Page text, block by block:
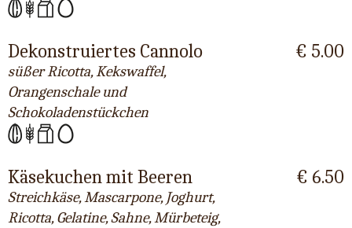
Dekonstruiertes Cannolo
süßer Ricotta, Kekswaffel,
Orangenschale und
Schokoladenstückchen
€ 5.00
Käsekuchen mit Beeren
Streichkäse, Mascarpone, Joghurt,
Ricotta, Gelatine, Sahne, Mürbeteig,
€ 6.50